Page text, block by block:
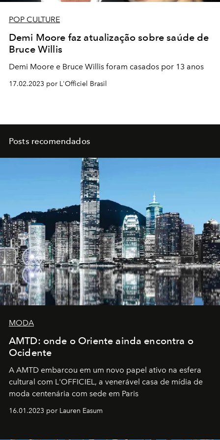
POP CULTURE
Demi Moore faz atualização sobre saúde de
Bruce Willis
Demi Moore e Bruce Willis foram casados por 13 anos
17.02.2023 por L'Officiel Brasil
Posts recomendados
MODA
AMTD: onde o Oriente ainda encontra o
Ocidente
A AMTD embarcou em um novo papel ativo na esfera
cultural com L'OFFICIEL, a venerável casa de mídia de
moda centenária com sede em Paris
16.01.2023 por Lauren Easum